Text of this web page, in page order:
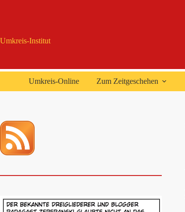
Umkreis-Institut
Umkreis-Online Zum Zeitgeschehen